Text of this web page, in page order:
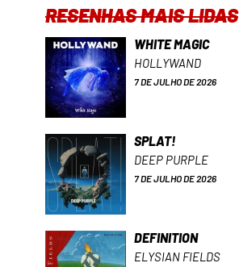
RESENHAS MAIS LIDAS
WHITE MAGIC
HOLLYWAND
7 DE JULHO DE 2026
SPLAT!
DEEP PURPLE
7 DE JULHO DE 2026
DEFINITION
ELYSIAN FIELDS